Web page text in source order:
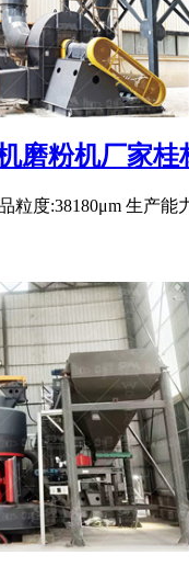
磨粉机厂家桂
粒度:38180μm 生产